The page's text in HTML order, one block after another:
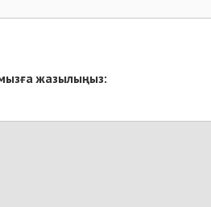
жазылыңыз: